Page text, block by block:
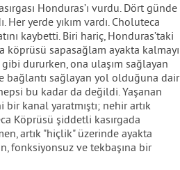
Honduras’ı vurdu. Dört günde
Her yerde yıkım vardı. Choluteca
kaybetti. Biri hariç, Honduras’taki
köprüsü sapasağlam ayakta kalmayı
dururken, ona ulaşım sağlayan
bağlantı sağlayan yol olduğuna dair
bu kadar da değildi. Yaşanan
kanal yaratmıştı; nehir artık
Köprüsü şiddetli kasırgada
artık "hiçlik" üzerinde ayakta
fonksiyonsuz ve tekbaşına bir